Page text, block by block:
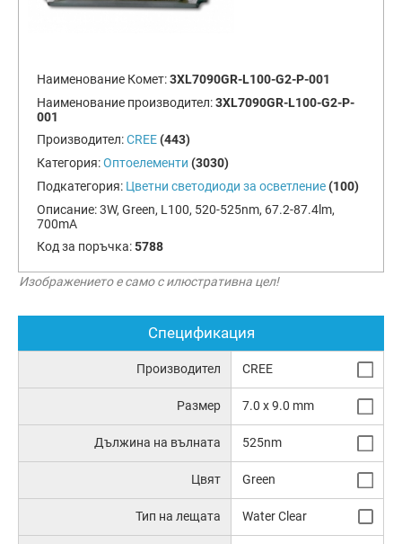
Наименование Комет:3XL7090GR-L100-G2-P-001
Наименование производител:3XL7090GR-L100-G2-P-
001
Производител:CREE (443)
Категория:Оптоелементи (3030)
Подкатегория: Цветни светодиоди за осветление (100)
Описание:3W, Green, L100, 520-525nm, 67.2-87.4lm,
700mA
Код за поръчка:5788
Изображението е само с илюстративна цел!
Спецификация
Производител CREE
Размер 7.0 x 9.0 mm
Дължина на вълната 525nm
Цвят Green
Тип на лещата Water Clear